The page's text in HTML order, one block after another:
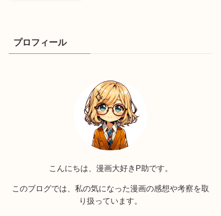
プロフィール
こんにちは、漫画大好きP助です。
このブログでは、私の気になった漫画の感想や考察を取
り扱っています。